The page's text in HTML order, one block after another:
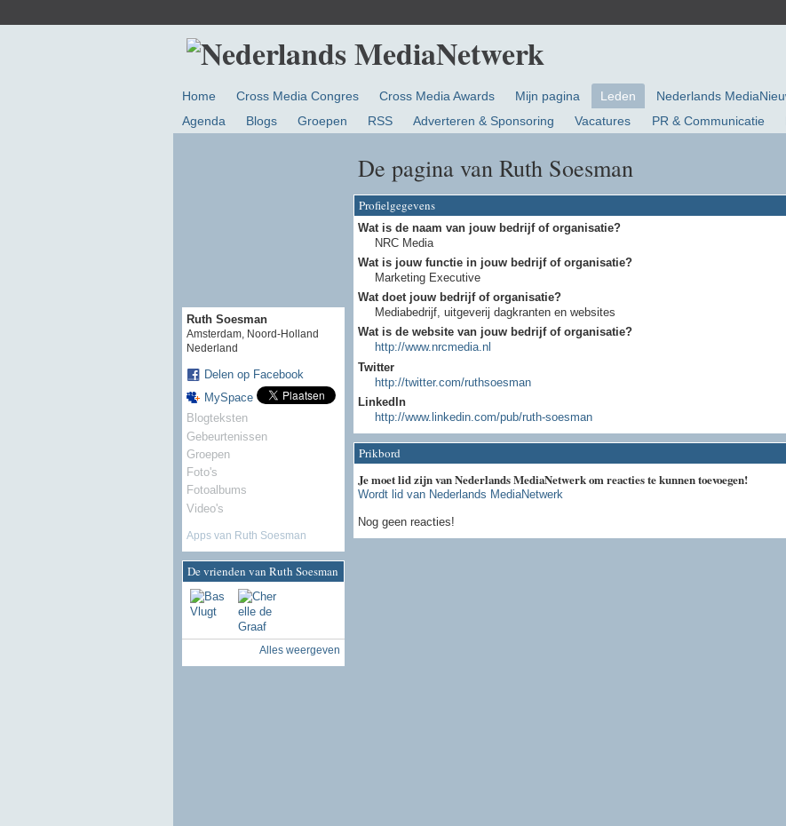
Home Cross Media Congres Cross Media Awards Mijn pagina Leden Nederlands
Agenda
Blogs Groepen RSS Adverteren & Sponsoring Vacatures PR & Communicatie
Ruth Soesman
Amsterdam, Noord-Holland
Nederland
Delen op Facebook
MySpace
Blogteksten
Gebeurtenissen
Groepen
Foto's
Fotoalbums
Video's
Apps van Ruth Soesman
De vrienden van Ruth Soesman
Alles weergeven
De pagina van Ruth Soesman
Profielgegevens
Wat is de naam van jouw bedrijf of organisatie?
NRC Media
Wat is jouw functie in jouw bedrijf of organisatie?
Marketing Executive
Wat doet jouw bedrijf of organisatie?
Mediabedrijf, uitgeverij dagkranten en websites
Wat is de website van jouw bedrijf of organisatie?
http://www.nrcmedia.nl
Twitter
http://twitter.com/ruthsoesman
LinkedIn
http://www.linkedin.com/pub/ruth-soesman
Prikbord
Je moet lid zijn van Nederlands MediaNetwerk om reacties te kunnen toevoegen!
Wordt lid van Nederlands MediaNetwerk
Nog geen reacties!